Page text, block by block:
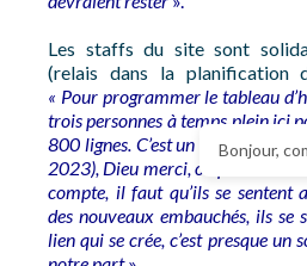
Les staffs du site sont
(relais dans la planification
« Pour programmer le tableau
trois personnes à temps plein ici
800 lignes. C’est un sujet qui
2023), Dieu merci, on pallie et le
compte, il faut qu’ils se sentent
des nouveaux embauchés, ils se
lien qui se crée, c’est presque un
Bonjour,